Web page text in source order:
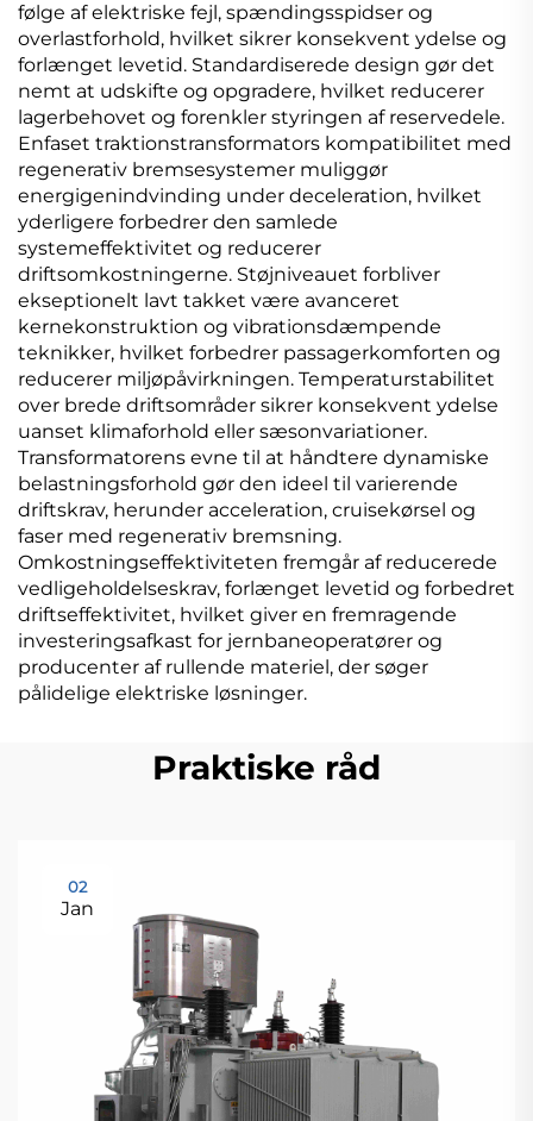
følge af elektriske fejl, spændingsspidser og
overlastforhold, hvilket sikrer konsekvent ydelse og
forlænget levetid. Standardiserede design gør det
nemt at udskifte og opgradere, hvilket reducerer
lagerbehovet og forenkler styringen af reservedele.
Enfaset traktionstransformators kompatibilitet med
regenerativ bremsesystemer muliggør
energigenindvinding under deceleration, hvilket
yderligere forbedrer den samlede
systemeffektivitet og reducerer
driftsomkostningerne. Støjniveauet forbliver
ekseptionelt lavt takket være avanceret
kernekonstruktion og vibrationsdæmpende
teknikker, hvilket forbedrer passagerkomforten og
reducerer miljøpåvirkningen. Temperaturstabilitet
over brede driftsområder sikrer konsekvent ydelse
uanset klimaforhold eller sæsonvariationer.
Transformatorens evne til at håndtere dynamiske
belastningsforhold gør den ideel til varierende
driftskrav, herunder acceleration, cruisekørsel og
faser med regenerativ bremsning.
Omkostningseffektiviteten fremgår af reducerede
vedligeholdelseskrav, forlænget levetid og forbedret
driftseffektivitet, hvilket giver en fremragende
investeringsafkast for jernbaneoperatører og
producenter af rullende materiel, der søger
pålidelige elektriske løsninger.
Praktiske råd
02
Jan